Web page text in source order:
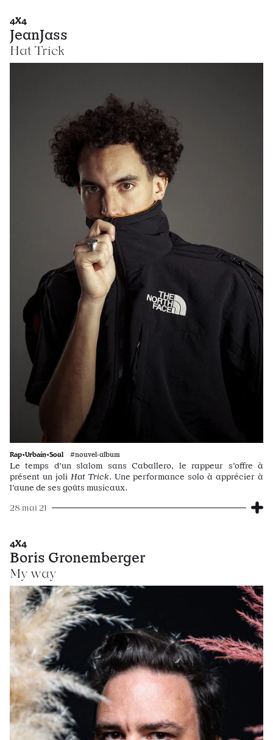
4X4
JeanJass
Hat Trick
Rap•Urbain•Soul #nouvel·album
Le temps d’un slalom sans Caballero, le rappeur s’offre à
présent un joli Hat Trick. Une performance solo à apprécier à
l’aune de ses goûts musicaux.
28 mai 21
4X4
Boris Gronemberger
My way